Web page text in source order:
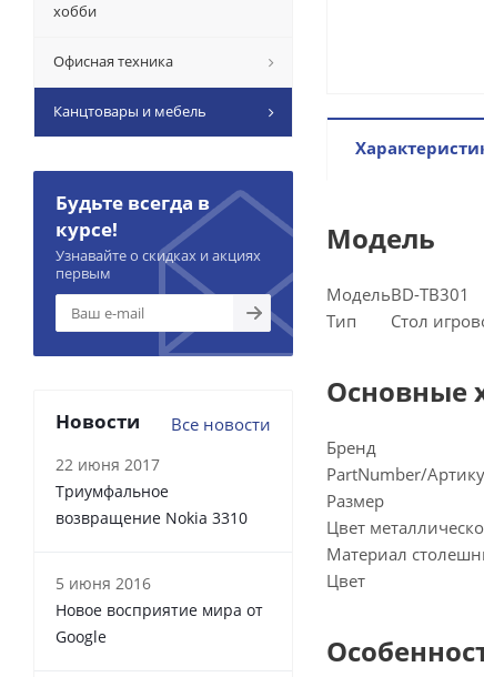
Модель
МодельBD-TB301
Тип
Стол
Основные
Бренд
PartNumber/
Размер
Цвет
Материал
Цвет
хобби
Офисная техника
Канцтовары и мебель
Будьте всегда в
курсе!
Узнавайте о скидках и акциях
первым
Новости Все новости
22 июня 2017
Триумфальное
возвращение Nokia 3310
5 июня 2016
Новое восприятие мира от
Google